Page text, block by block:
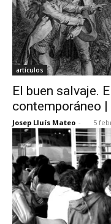
artículos
El buen salvaje.
contemporáneo
Josep Lluís Mateo - 5